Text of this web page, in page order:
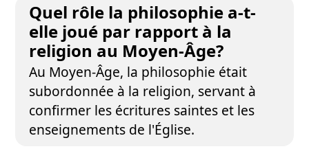
Quel rôle la philosophie a-t-
elle joué par rapport à la
religion au Moyen-Âge?
Au Moyen-Âge, la philosophie était
subordonnée à la religion, servant à
confirmer les écritures saintes et les
enseignements de l'Église.